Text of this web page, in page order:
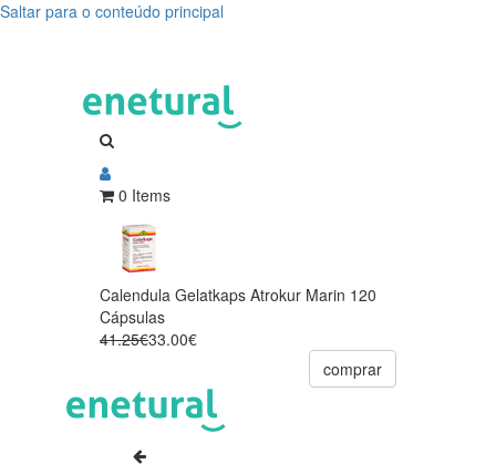
Saltar para o conteúdo principal
0 Items
Calendula Gelatkaps Atrokur Marin 120
Cápsulas
41.25€33.00€
comprar